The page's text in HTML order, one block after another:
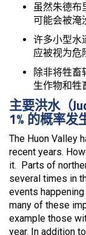
虽然朱德布
可能会被淹
许多小型水
应被视为危
除非将牲畜
生作物和牲
主要洪水（
1% 的概率发
The Huon Valley
recent years.
it. Parts of
several times in
events
many of these
example those
year. In addition